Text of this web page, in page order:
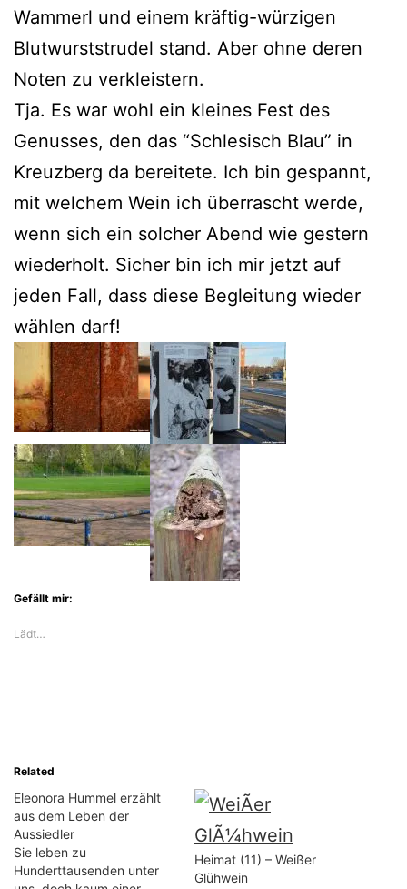
Wammerl und einem kräftig-würzigen
Blutwurststrudel stand. Aber ohne deren
Noten zu verkleistern.
Tja. Es war wohl ein kleines Fest des
Genusses, den das “Schlesisch Blau” in
Kreuzberg da bereitete. Ich bin gespannt,
mit welchem Wein ich überrascht werde,
wenn sich ein solcher Abend wie gestern
wiederholt. Sicher bin ich mir jetzt auf
jeden Fall, dass diese Begleitung wieder
wählen darf!
Gefällt mir:
Lädt…
Related
Eleonora Hummel erzählt
aus dem Leben der
Aussiedler
Sie leben zu
Hunderttausenden unter
Heimat (11) – Weißer
Glühwein